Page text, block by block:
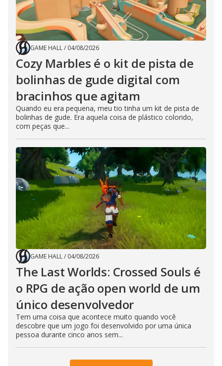
GAME HALL/ 04/08/2026
Cozy Marbles é o kit de pista de
bolinhas de gude digital com
bracinhos que agitam
Quando eu era pequena, meu tio tinha um kit de pista de
bolinhas de gude. Era aquela coisa de plástico colorido,
com peças que...
GAME HALL/ 04/08/2026
The Last Worlds: Crossed Souls é
o RPG de ação open world de um
único desenvolvedor
Tem uma coisa que acontece muito quando você
descobre que um jogo foi desenvolvido por uma única
pessoa durante cinco anos sem...